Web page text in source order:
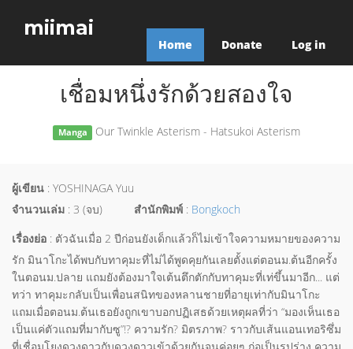
miimai
Home Donate Log in
เชื่อมหนึ่งรักด้วยสองใจ
Manga Our Twinkle Asterism - Hatsukoi Asterism
ผู้เขียน : YOSHINAGA Yuu
จำนวนเล่ม : 3 (จบ) สำนักพิมพ์ : Bongkoch
เรื่องย่อ : ตัวฉันเมื่อ 2 ปีก่อนยังเด็กแล้วก็ไม่เข้าใจความหมายของความ
รัก มินาโกะได้พบกับทาคุมะที่ไม่ได้พูดคุยกันเลยตั้งแต่ตอนม.ต้นอีกครั้ง
ในตอนม.ปลาย แถมยังต้องมาใจเต้นตึกตักกับทาคุมะที่เท่ขึ้นมาอีก... แต่
ทว่า ทาคุมะกลับเป็นเพื่อนสนิทของหลานชายที่อายุเท่ากับมินาโกะ
แถมเมื่อตอนม.ต้นเธอยังถูกเขาบอกปฏิเสธด้วยเหตุผลที่ว่า “มองเห็นเธอ
เป็นแค่ตัวแถมที่มากับซู”!? ความรัก? มิตรภาพ? ราวกับเส้นแอนเทอริซึ่ม